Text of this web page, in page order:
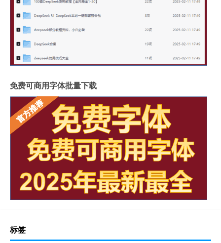
免费可商用字体批量下载
标签